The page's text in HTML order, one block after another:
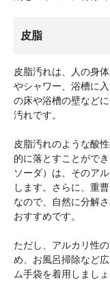
皮脂
皮脂汚れは、人の身
やシャワー、浴槽に
の床や浴槽の壁など
汚れです。
皮脂汚れのような酸
的に落とすことがで
ソーダ）は、そのア
します。さらに、重
なので、自然に分解
おすすめです。
ただし、アルカリ性
め、お風呂掃除など
ム手袋を着用しましょ